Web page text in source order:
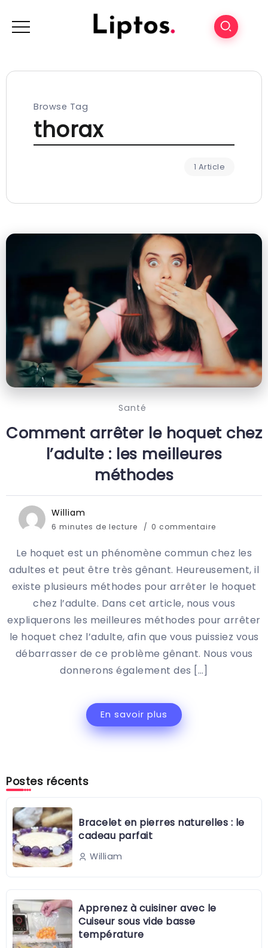
Browse Tag
thorax
1 Article
Santé
Comment arrêter le hoquet chez
l’adulte : les meilleures
méthodes
William
6 minutes de lecture 0 commentaire
Le hoquet est un phénomène commun chez les
adultes et peut être très gênant. Heureusement, il
existe plusieurs méthodes pour arrêter le hoquet
chez l’adulte. Dans cet article, nous vous
expliquerons les meilleures méthodes pour arrêter
le hoquet chez l’adulte, afin que vous puissiez vous
débarrasser de ce problème gênant. Nous vous
donnerons également des […]
En savoir plus
Postes récents
Bracelet en pierres naturelles : le
cadeau parfait
William
Apprenez à cuisiner avec le
Cuiseur sous vide basse
température